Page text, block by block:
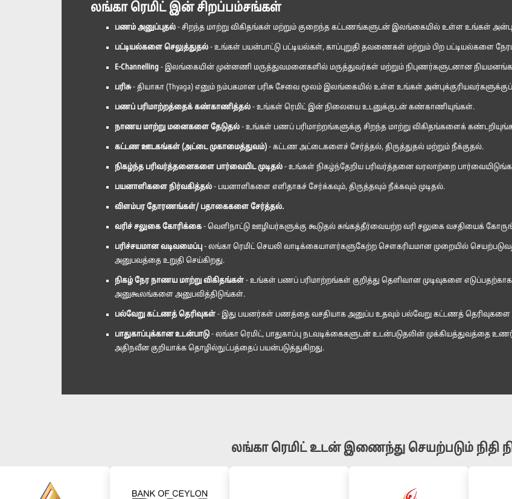
லங்கா ரெமிட் இன் சிறப்பம்சங்கள்
பணம் அனுப்புதல்- சிறந்த மாற்று விகிதங்கள் மற்றும் குறைந்த கட்டணங்களுடன் இலங்கையில் உள்ள உங்கள்
பட்டியல்களை செலுத்துதல்- உங்கள் பயன்பாட்டு பட்டியல்கள், காப்புறுதி தவணைகள் மற்றும் பிற பட்டியல்களை
E-Channelling- இலங்கையின் முன்னணி மருத்துவமனைகளில் மருத்துவர்கள் மற்றும் நிபுணர்களுடனான
பரிசு- தியாகா (Thyaga) எனும் நம்பகமான பரிசு சேவை மூலம் இலங்கையில் உள்ள உங்கள்
பணப் பரிமாற்றத்தைக் கண்காணித்தல்- உங்கள் ரெமிட் இன் நிலையை உடனுக்குடன் கண்காணியுங்கள்.
நாணய மாற்று மனைகளை தேடுதல்- உங்கள் பணப் பரிமாற்றங்களுக்கு சிறந்த மாற்று விகிதங்களைக்
கட்டண ஊடகங்கள் (அட்டை முகாமைத்துவம்)- கட்டண அட்டைகளைச் சேர்த்தல், திருத்துதல் மற்றும் நீக்குதல்.
நிகழ்ந்த பரிவர்த்தனைகளை பார்வையிட முடிதல்- உங்கள் நிகழ்ந்தேறிய பரிவர்த்தனை வரலாற்றை
பயனாளிகளை நிர்வகித்தல்- பயனாளிகளை எளிதாகச் சேர்க்கவும், திருத்தவும் நீக்கவும் முடிதல்.
விளம்பர தோரணங்கள்/ பதாகைகளை சேர்த்தல்.
வரிச் சலுகை கோரிக்கை- வெளிநாட்டு ஊழியர்களுக்கு கூடுதல் சுங்கத்தீர்வையற்ற வரி சலுகை வசதியைக்
பரிச்சயமான வடிவமைப்பு- லங்கா ரெமிட் செயலி வாடிக்கையாளர்களுகேற்ற சௌகரியமான முறையில்
அனுபவத்தை உறுதி செய்கிறது.
நிகழ் நேர நாணய மாற்று விகிதங்கள்- உங்கள் பணப் பரிமாற்றங்கள் குறித்து தெளிவான முடிவுகளை
அனுகூலங்களை அனுபவித்திடுங்கள்.
பல்வேறு கட்டணத் தெரிவுகள்- இது பயனர்கள் பணத்தை வசதியாக அனுப்ப உதவும் பல்வேறு கட்டணத் தெரிவுகளை
பாதுகாப்புக்கான உடன்பாடு- லங்கா ரெமிட், பாதுகாப்பு நடவடிக்கைகளுடன் உடன்படுதலின் முக்கியத்துவத்தை
அதிநவீன குறியாக்க தொழில்நுட்பத்தைப் பயன்படுத்துகிறது.
லங்கா ரெமிட் உடன் இணைந்து செயற்படும் நிதி